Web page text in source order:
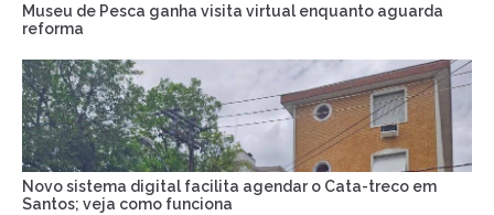
Museu de Pesca ganha visita virtual enquanto aguarda
reforma
Novo sistema digital facilita agendar o Cata-treco em
Santos; veja como funciona